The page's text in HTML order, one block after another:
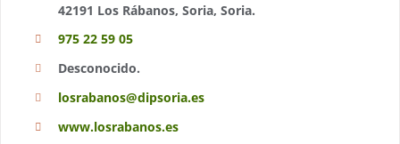
42191 Los Rábanos, Soria, Soria.
975 22 59 05
Desconocido.
losrabanos@dipsoria.es
www.losrabanos.es